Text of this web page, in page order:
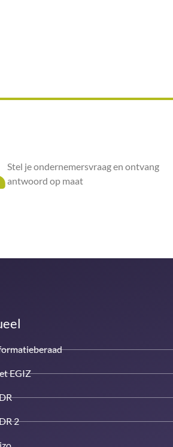
Stel je ondernemersvraag en ontvang
antwoord op maat
EGIZ
2